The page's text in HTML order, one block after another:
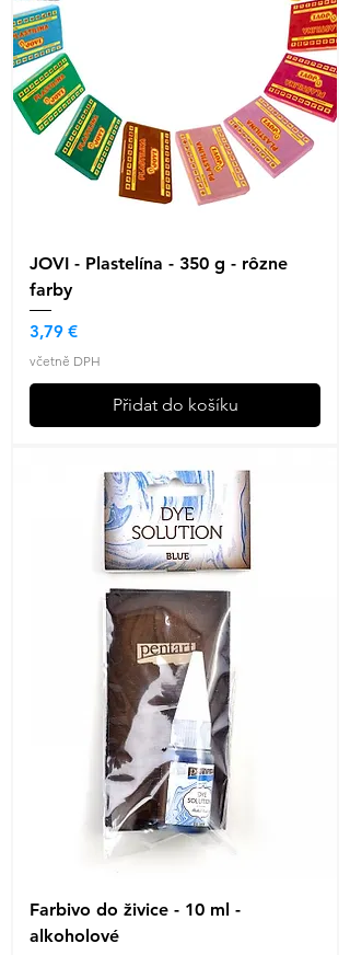
JOVI - Plastelína - 350 g - rôzne
farby
Cena
3,79 €
včetně DPH
Přidat do košíku
Farbivo do živice - 10 ml -
alkoholové